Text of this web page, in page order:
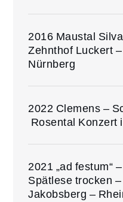
2016 Maustal
Zehnthof Luckert
Nürnberg
2022 Clemens –
Rosental Konzert
2021 „ad festum“
Spätlese trocken
Jakobsberg –